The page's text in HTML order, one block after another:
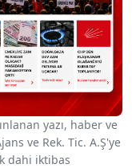
yazı, haber ve
ve Rek. Tic. A.Ş'ye
dahi iktibas